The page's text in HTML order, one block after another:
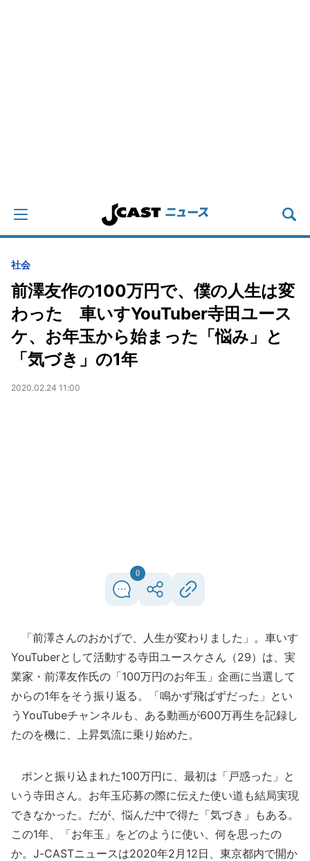
社会
前澤友作の100万円で、僕の人生は変
わった 車いすYouTuber寺田ユース
ケ、お年玉から始まった「悩み」と
「気づき」の1年
2020.02.24 11:00
0
「前澤さんのおかげで、人生が変わりました」。車いす
YouTuberとして活動する寺田ユースケさん（29）は、実
業家・前澤友作氏の「100万円のお年玉」企画に当選して
からの1年をそう振り返る。「鳴かず飛ばずだった」とい
うYouTubeチャンネルも、ある動画が600万再生を記録し
たのを機に、上昇気流に乗り始めた。
ポンと振り込まれた100万円に、最初は「戸惑った」と
いう寺田さん。お年玉応募の際に伝えた使い道も結局実現
できなかった。だが、悩んだ中で得た「気づき」もある。
この1年、「お年玉」をどのように使い、何を思ったの
か。J-CASTニュースは2020年2月12日、東京都内で開か